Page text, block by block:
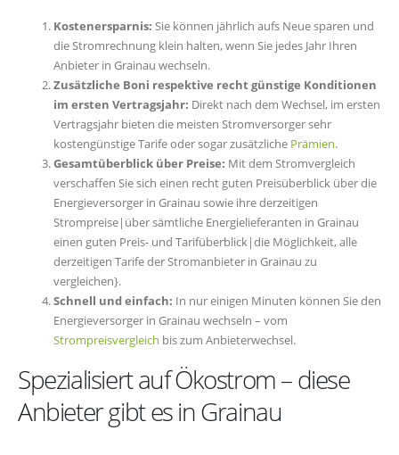
Kostenersparnis: Sie können jährlich aufs Neue sparen und
die Stromrechnung klein halten, wenn Sie jedes Jahr Ihren
Anbieter in Grainau wechseln.
Zusätzliche Boni respektive recht günstige Konditionen
im ersten Vertragsjahr: Direkt nach dem Wechsel, im ersten
Vertragsjahr bieten die meisten Stromversorger sehr
kostengünstige Tarife oder sogar zusätzliche Prämien.
Gesamtüberblick über Preise: Mit dem Stromvergleich
verschaffen Sie sich einen recht guten Preisüberblick über die
Energieversorger in Grainau sowie ihre derzeitigen
Strompreise|über sämtliche Energielieferanten in Grainau
einen guten Preis- und Tarifüberblick|die Möglichkeit, alle
derzeitigen Tarife der Stromanbieter in Grainau zu
vergleichen}.
Schnell und einfach: In nur einigen Minuten können Sie den
Energieversorger in Grainau wechseln – vom
Strompreisvergleich bis zum Anbieterwechsel.
Spezialisiert auf Ökostrom – diese
Anbieter gibt es in Grainau